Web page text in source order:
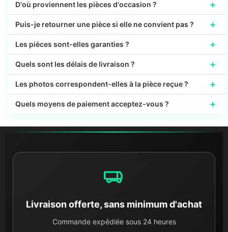
D'où proviennent les pièces d'occasion ? +
Puis-je retourner une pièce si elle ne convient pas ? +
Les pièces sont-elles garanties ? +
Quels sont les délais de livraison ? +
Les photos correspondent-elles à la pièce reçue ? +
Quels moyens de paiement acceptez-vous ? +
Livraison offerte, sans minimum d'achat
Commande expédiée sous 24 heures